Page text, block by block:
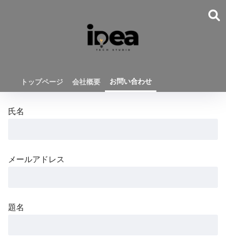
トップページ 会社概要 お問い合わせ
氏名
メールアドレス
題名